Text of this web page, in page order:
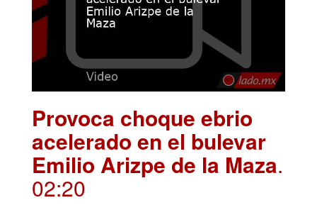
Provoca choque ebrio
acelerado en el bulevar
Emilio Arizpe de la Maza.
02:20